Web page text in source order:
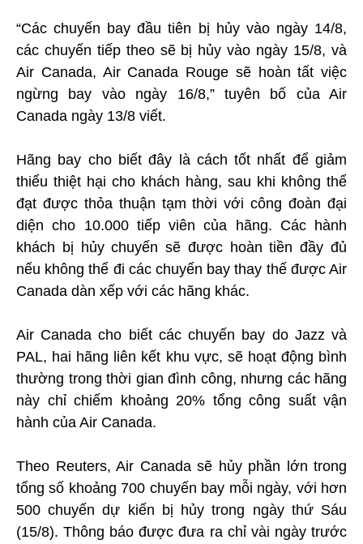
“Các chuyến bay đầu tiên bị hủy vào ngày 14/8,
các chuyến tiếp theo sẽ bị hủy vào ngày 15/8, và
Air Canada, Air Canada Rouge sẽ hoàn tất việc
ngừng bay vào ngày 16/8,” tuyên bố của Air
Canada ngày 13/8 viết.
Hãng bay cho biết đây là cách tốt nhất để giảm
thiểu thiệt hại cho khách hàng, sau khi không thể
đạt được thỏa thuận tạm thời với công đoàn đại
diện cho 10.000 tiếp viên của hãng. Các hành
khách bị hủy chuyến sẽ được hoàn tiền đầy đủ
nếu không thể đi các chuyến bay thay thế được Air
Canada dàn xếp với các hãng khác.
Air Canada cho biết các chuyến bay do Jazz và
PAL, hai hãng liên kết khu vực, sẽ hoạt động bình
thường trong thời gian đình công, nhưng các hãng
này chỉ chiếm khoảng 20% tổng công suất vận
hành của Air Canada.
Theo Reuters, Air Canada sẽ hủy phần lớn trong
tổng số khoảng 700 chuyến bay mỗi ngày, với hơn
500 chuyến dự kiến bị hủy trong ngày thứ Sáu
(15/8). Thông báo được đưa ra chỉ vài ngày trước